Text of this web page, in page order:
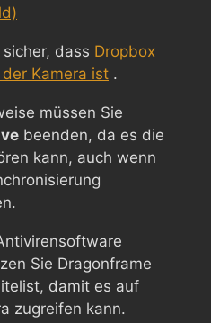
dass Dropbox
Kamera ist .
müssen Sie
beenden, da es die
kann, auch wenn
Sie Dragonframe
damit es auf
zugreifen kann.